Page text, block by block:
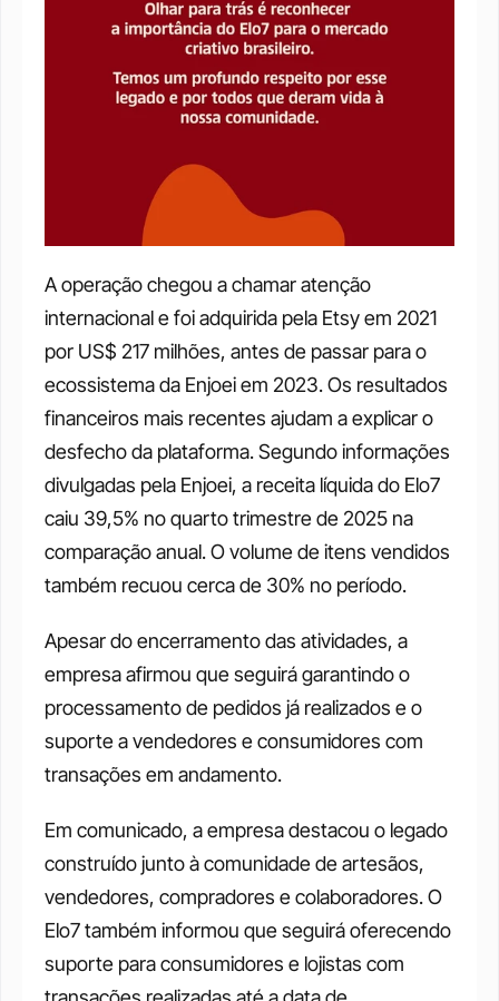
A operação chegou a chamar atenção
internacional e foi adquirida pela Etsy em 2021
por US$ 217 milhões, antes de passar para o
ecossistema da Enjoei em 2023. Os resultados
financeiros mais recentes ajudam a explicar o
desfecho da plataforma. Segundo informações
divulgadas pela Enjoei, a receita líquida do Elo7
caiu 39,5% no quarto trimestre de 2025 na
comparação anual. O volume de itens vendidos
também recuou cerca de 30% no período.
Apesar do encerramento das atividades, a
empresa afirmou que seguirá garantindo o
processamento de pedidos já realizados e o
suporte a vendedores e consumidores com
transações em andamento.
Em comunicado, a empresa destacou o legado
construído junto à comunidade de artesãos,
vendedores, compradores e colaboradores. O
Elo7 também informou que seguirá oferecendo
suporte para consumidores e lojistas com